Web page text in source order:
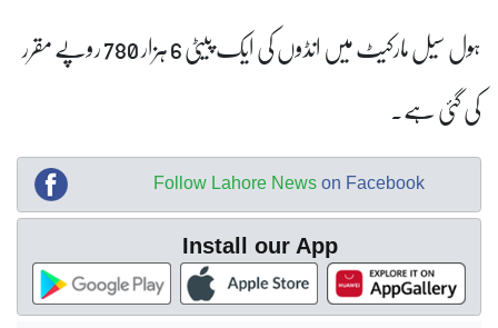
ہول سیل مارکیٹ میں انڈوں کی ایک پیٹی 6 ہزار 780 روپے مقرر
کی گئی ہے۔
Follow Lahore News on Facebook
Install our App